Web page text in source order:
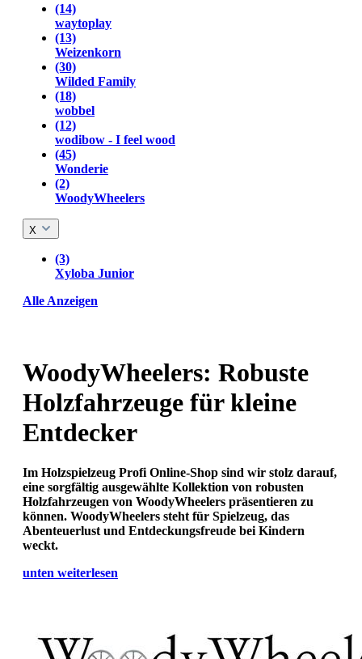
(14)
waytoplay
(13)
Weizenkorn
(30)
Wilded Family
(18)
wobbel
(12)
wodibow - I feel wood
(45)
Wonderie
(2)
WoodyWheelers
X
(3)
Xyloba Junior
Alle Anzeigen
WoodyWheelers: Robuste
Holzfahrzeuge für kleine
Entdecker
Im Holzspielzeug Profi Online-Shop sind wir stolz darauf,
eine sorgfältig ausgewählte Kollektion von robusten
Holzfahrzeugen von WoodyWheelers präsentieren zu
können. WoodyWheelers steht für Spielzeug, das
Abenteuerlust und Entdeckungsfreude bei Kindern
weckt.
unten weiterlesen